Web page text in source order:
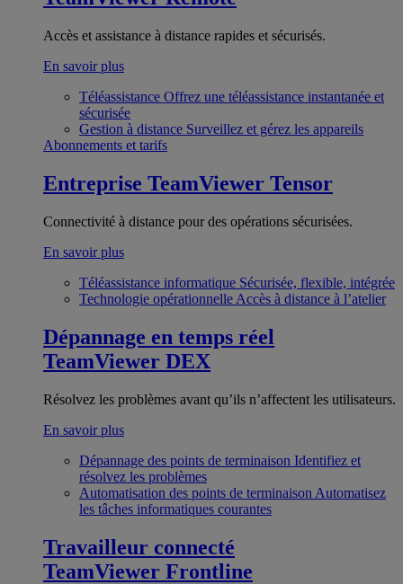
Accès et assistance à distance rapides et sécurisés.
En savoir plus
Téléassistance Offrez une téléassistance instantanée et
sécurisée
Gestion à distance Surveillez et gérez les appareils
Abonnements et tarifs
Entreprise TeamViewer Tensor
Connectivité à distance pour des opérations sécurisées.
En savoir plus
Téléassistance informatique Sécurisée, flexible, intégrée
Technologie opérationnelle Accès à distance à l’atelier
Dépannage en temps réel
TeamViewer DEX
Résolvez les problèmes avant qu’ils n’affectent les utilisateurs.
En savoir plus
Dépannage des points de terminaison Identifiez et
résolvez les problèmes
Automatisation des points de terminaison Automatisez
les tâches informatiques courantes
Travailleur connecté
TeamViewer Frontline